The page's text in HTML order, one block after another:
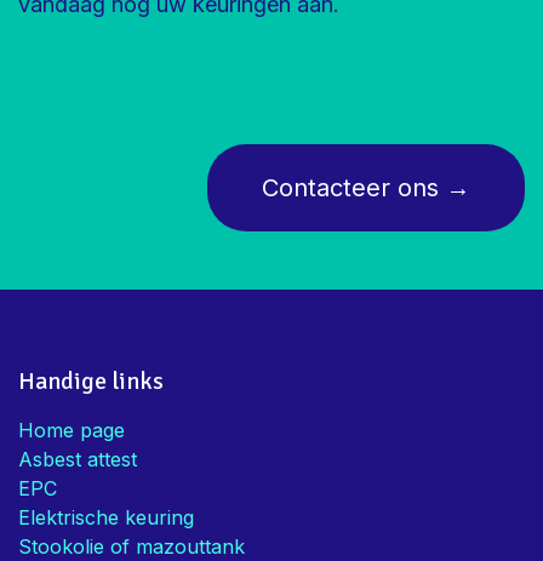
Contacteer ons →
Handige links
Home page
Asbest attest
EPC
Elektrische keuring
Stookolie of mazouttank